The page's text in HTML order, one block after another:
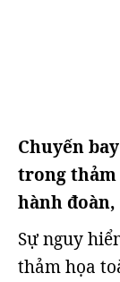
Chuyến
trong thảm
hành đoàn,
Sự nguy
thảm họa